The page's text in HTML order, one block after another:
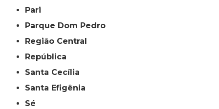
Pari
Parque Dom Pedro
Região Central
República
Santa Cecília
Santa Efigênia
Sé